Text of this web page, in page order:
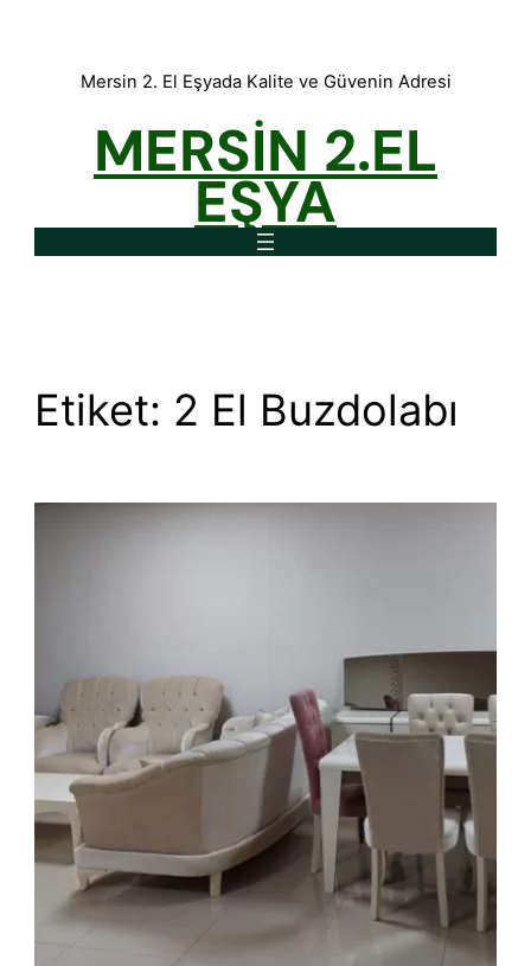
Mersin 2. El Eşyada Kalite ve Güvenin Adresi
MERSİN 2.EL
EŞYA
Etiket: 2 El Buzdolabı